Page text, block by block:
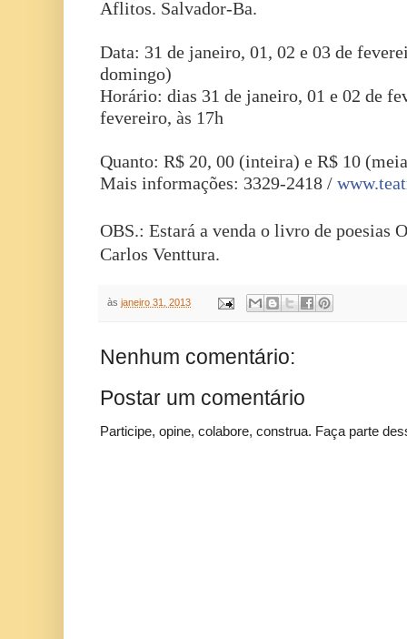
Aflitos. Salvador-Ba.
Data: 31 de janeiro, 01, 02 e 03 de
domingo)
Horário: dias 31 de janeiro, 01 e 02 de
fevereiro, às 17h
Quanto: R$ 20, 00 (inteira) e R$ 10
Mais informações: 3329-2418 /
OBS.: Estará a venda o livro de poesias
Carlos Venttura.
às janeiro 31, 2013
Nenhum comentário:
Postar um comentário
Participe, opine, colabore, construa. Faça parte